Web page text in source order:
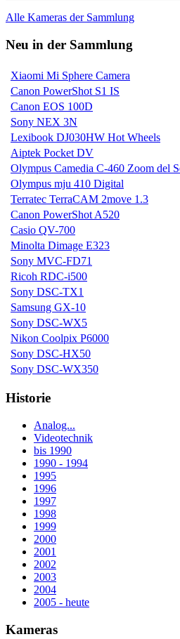
Alle Kameras der Sammlung
Neu in der Sammlung
Xiaomi Mi Sphere Camera
Canon PowerShot S1 IS
Canon EOS 100D
Sony NEX 3N
Lexibook DJ030HW Hot Wheels
Aiptek Pocket DV
Olympus Camedia C-460 Zoom del
Olympus mju 410 Digital
Terratec TerraCAM 2move 1.3
Canon PowerShot A520
Casio QV-700
Minolta Dimage E323
Sony MVC-FD71
Ricoh RDC-i500
Sony DSC-TX1
Samsung GX-10
Sony DSC-WX5
Nikon Coolpix P6000
Sony DSC-HX50
Sony DSC-WX350
Historie
Analog...
Videotechnik
bis 1990
1990 - 1994
1995
1996
1997
1998
1999
2000
2001
2002
2003
2004
2005 - heute
Kameras